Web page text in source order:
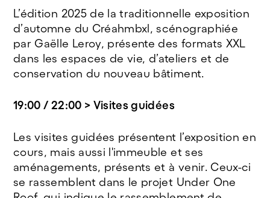
L’édition 2025 de la traditionnelle exposition
d’automne du Créahmbxl, scénographiée
par Gaëlle Leroy, présente des formats XXL
dans les espaces de vie, d’ateliers et de
conservation du nouveau bâtiment.
19:00 / 22:00 > Visites guidées
Les visites guidées présentent l’exposition en
cours, mais aussi l'immeuble et ses
aménagements, présents et à venir. Ceux-ci
se rassemblent dans le projet Under One